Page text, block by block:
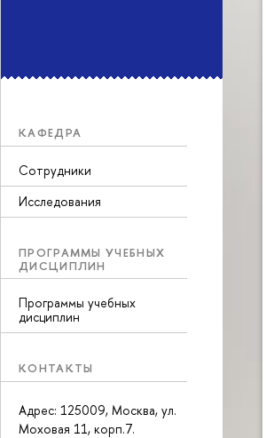
КАФЕДРА
Сотрудники
Исследования
ПРОГРАММЫ УЧЕБНЫХ
ДИСЦИПЛИН
Программы учебных
дисциплин
КОНТАКТЫ
Адрес: 125009, Москва, ул.
Моховая 11, корп.7.